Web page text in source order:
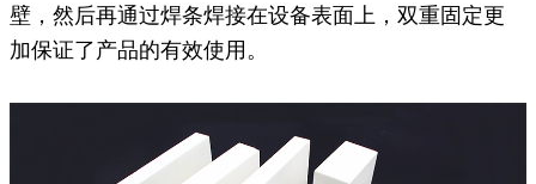
壁，然后再通过焊条焊接在设备表面上，双重固定更
加保证了产品的有效使用。